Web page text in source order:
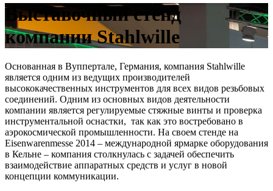
Выставочный стенд
компании Stahlwille
Основанная в Вуппертале, Германия, компания Stahlwille
является одним из ведущих производителей
высококачественных инструментов для всех видов резьбовых
соединений. Одним из основных видов деятельности
компании является регулируемые стяжные винты и проверка
инструментальной оснастки, так как это востребовано в
аэрокосмической промышленности. На своем стенде на
Eisenwarenmesse 2014 – международной ярмарке оборудования
в Кельне – компания столкнулась с задачей обеспечить
взаимодействие аппаратных средств и услуг в новой
концепции коммуникации.